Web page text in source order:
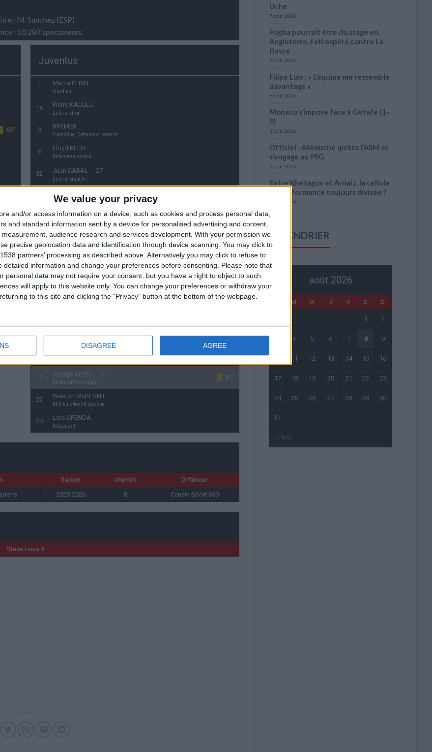
We value your privacy
and/or access information on a device, such as cookies and process personal data,
and standard information sent by a device for personalised advertising and content,
audience research and services development. With your permission we
precise geolocation data and identification through device scanning. You may click to
partners’ processing as described above. Alternatively you may click to refuse to
detailed information and change your preferences before consenting.
Please note that
personal data may not require your consent, but you have a right to object to such
will apply to this website only. You can change your preferences or withdraw your
to this site and clicking the "Privacy" button at the bottom of the webpage.
DISAGREE AGREE
: M. Sanchez (ESP)
: 10 287 spectateurs
63'
Juventus
1 Mattia PERIN
Gardien
15 Pierre KALULU
Latéral droit
3 BREMER
Capitaine, Défenseur central
6 Lloyd KELLY
Défenseur central
32 Juan CABAL 27
Latéral gauche
Latéral gauche
8 Teun KOOPMEINERS 11
Milieu défensif
Edon ZHEGROVA 8
Milieu offensif droit
19 Khephren THURAM
Milieu défensif
30 Jonathan DAVID 19
Kenan YILDIZ 7
Millieu offensif gauche
21
17 Vasilije ADZIC 21
Milieu offensif axial
85'
22 Weston McKENNIE
Millieu offensif gauche
20 Loïs OPENDA
Attaquant
Saison Journée Diffuseur
2025-2026 8 Canal+ Sport 360
Stade Louis-II
Uche
7 août 2026
Pogba pourrait être du stage en
Angleterre, Fati espéré contre Le
Havre
6 août 2026
Filipe Luis : « L’équipe me ressemble
davantage »
6 août 2026
Monaco s’impose face à Getafe (1-
0)
6 août 2026
Officiel : Akliouche quitte l’ASM et
s’engage au PSG
6 août 2026
Entre Khetagov et Arnaiz, la cellule
de performance toujours divisée ?
6 août 2026
CALENDRIER
août 2026
M M J V S D
« Mai
1 2
4 5 6 7 8 9
11 12 13 14 15 16
17 18 19 20 21 22 23
24 25 26 27 28 29 30
31